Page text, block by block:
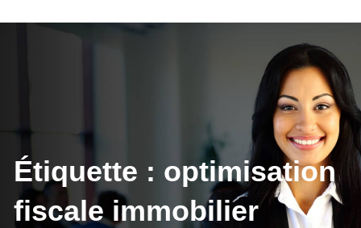
Étiquette : optimisation
fiscale immobilier